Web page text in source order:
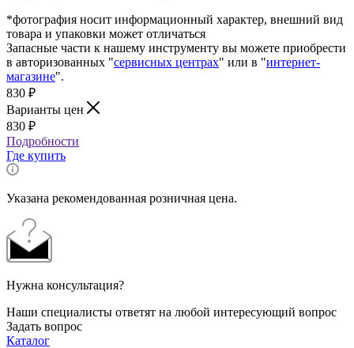
*фотография носит информационный характер, внешний вид
товара и упаковки может отличаться
Запасные части к нашему инструменту вы можете приобрести
в авторизованных "сервисных центрах" или в "интернет-
магазине".
830 ₽
Варианты цен
830 ₽
Подробности
Где купить
Указана рекомендованная розничная цена.
Нужна консультация?
Наши специалисты ответят на любой интересующий вопрос
Задать вопрос
Каталог